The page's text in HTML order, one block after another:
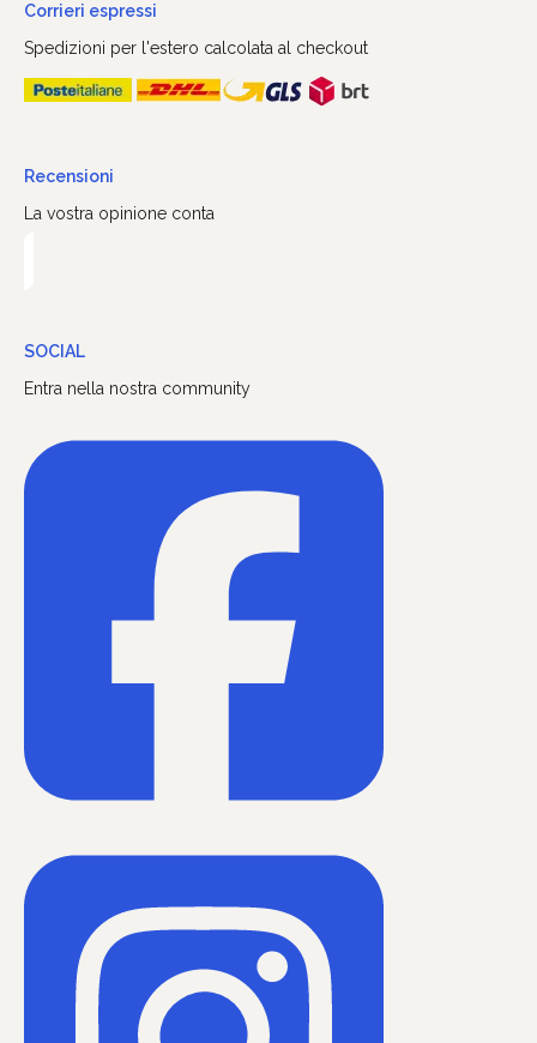
Corrieri espressi
Spedizioni per l'estero calcolata al checkout
Recensioni
La vostra opinione conta
SOCIAL
Entra nella nostra community